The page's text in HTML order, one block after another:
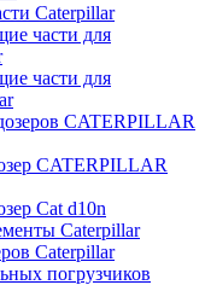
Caterpillar
части для
части для
CATERPILLAR
CATERPILLAR
Сat d10n
Caterpillar
Caterpillar
погрузчиков